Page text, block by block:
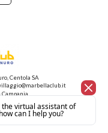
Centola SA
Campania